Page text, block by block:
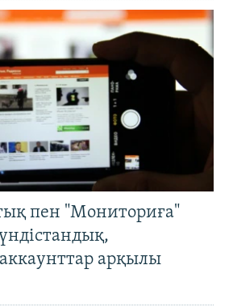
пен "Мониториға"
арқылы